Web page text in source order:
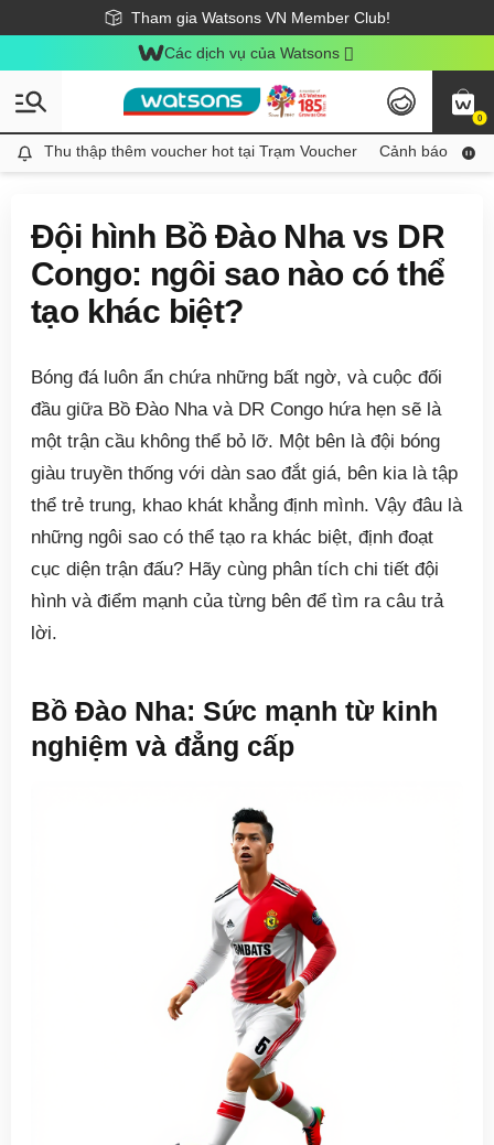
Tham gia Watsons VN Member Club!
Miễn phí giao hàng cho đơn hàng từ 249,000Đ
Giao hàng nhanh 24h - Áp dụng khu vực TP. Hồ Chí Minh
Các dịch vụ của Watsons
0
Thu thập thêm voucher hot tại Trạm Voucher
Thu thập thêm voucher hot tại Trạm Voucher Cảnh báo An
Đội hình Bồ Đào Nha vs DR
Congo: ngôi sao nào có thể
tạo khác biệt?
Bóng đá luôn ẩn chứa những bất ngờ, và cuộc đối
đầu giữa Bồ Đào Nha và DR Congo hứa hẹn sẽ là
một trận cầu không thể bỏ lỡ. Một bên là đội bóng
giàu truyền thống với dàn sao đắt giá, bên kia là tập
thể trẻ trung, khao khát khẳng định mình. Vậy đâu là
những ngôi sao có thể tạo ra khác biệt, định đoạt
cục diện trận đấu? Hãy cùng phân tích chi tiết đội
hình và điểm mạnh của từng bên để tìm ra câu trả
lời.
Bồ Đào Nha: Sức mạnh từ kinh
nghiệm và đẳng cấp